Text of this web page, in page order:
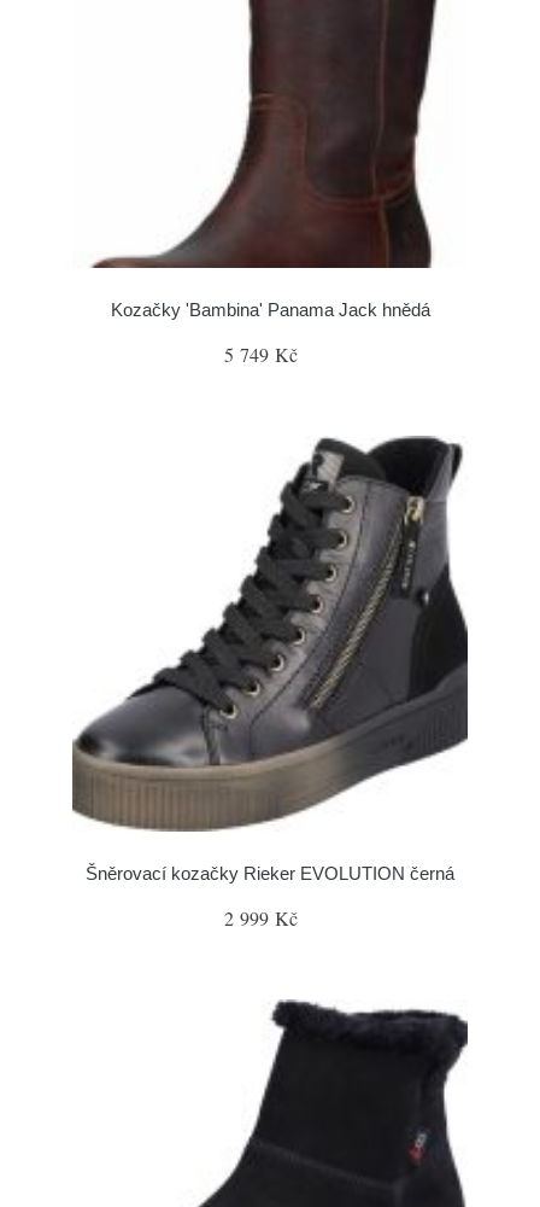
Kozačky 'Bambina' Panama Jack hnědá
5 749 Kč
Šněrovací kozačky Rieker EVOLUTION černá
2 999 Kč